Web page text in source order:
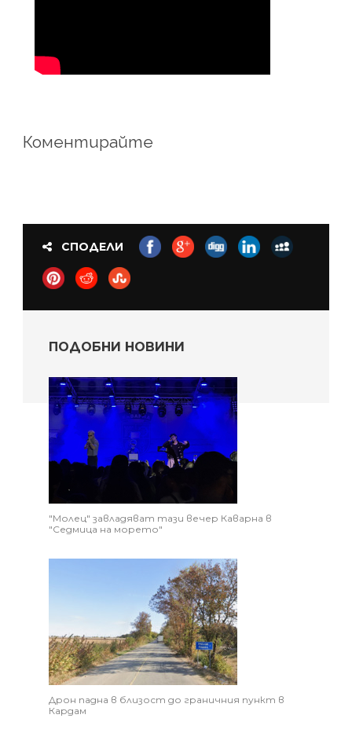
Коментирайте
СПОДЕЛИ
ПОДОБНИ НОВИНИ
"Молец" завладяват тази вечер Каварна в
"Седмица на морето"
Дрон падна в близост до граничния пункт в
Кардам